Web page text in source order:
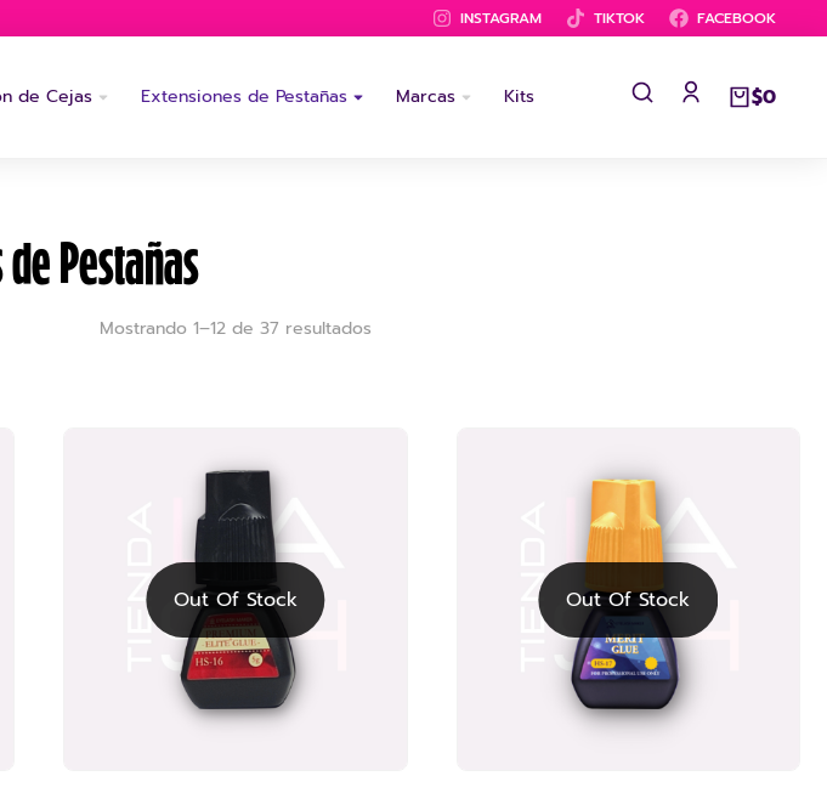
INSTAGRAM TIKTOK FACEBOOK
de Cejas Extensiones de Pestañas Marcas Kits $0
Pestañas
Mostrando 1–12 de 37 resultados
Out Of Stock Out Of Stock